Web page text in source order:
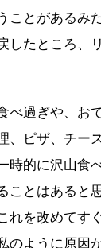
ことがあるみ
したところ、
べ過ぎや、お
、ピザ、チー
時的に沢山食
ことはあると
れを改めてす
のように原因